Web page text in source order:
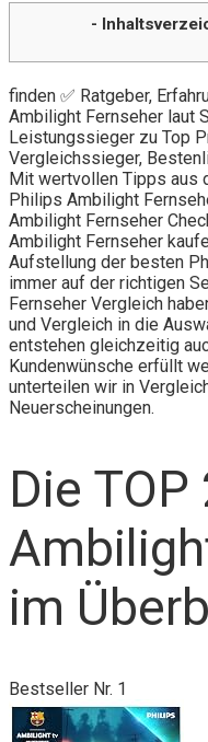
-
finden ✅ Ratgeber,
Ambilight Fernseher laut
Leistungssieger zu Top
Vergleichssieger,
Mit wertvollen Tipps aus
Philips Ambilight
Ambilight Fernseher
Ambilight Fernseher
Aufstellung der besten
immer auf der richtigen
Fernseher Vergleich
und Vergleich in die
entstehen gleichzeitig
Kundenwünsche erfüllt
unterteilen wir in
Neuerscheinungen.
Die
im
Bestseller Nr. 1